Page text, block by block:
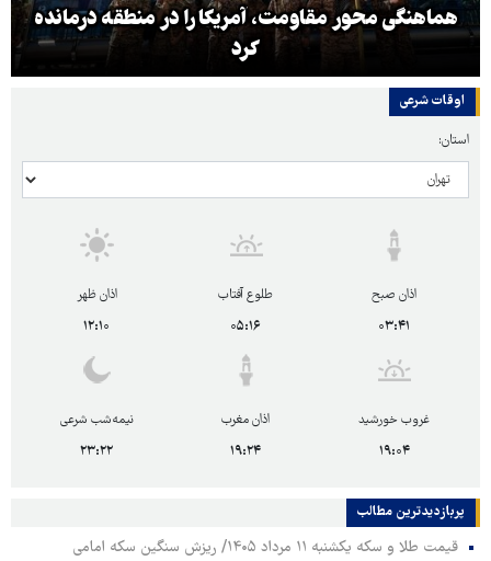
هماهنگی محور مقاومت، آمریکا را در منطقه درمانده
کرد
اوقات شرعی
استان:
اذان صبح
۰۳:۴۱
طلوع آفتاب
۰۵:۱۶
اذان ظهر
۱۲:۱۰
غروب خورشید
۱۹:۰۴
اذان مغرب
۱۹:۲۴
نیمه‌شب شرعی
۲۳:۲۲
پربازدیدترین‌ مطالب
قیمت طلا و سکه یکشنبه ۱۱ مرداد ۱۴۰۵/ ریزش سنگین سکه امامی